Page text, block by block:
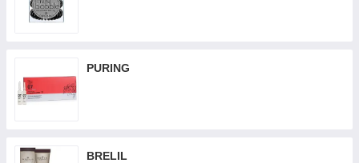
PURING
BRELIL